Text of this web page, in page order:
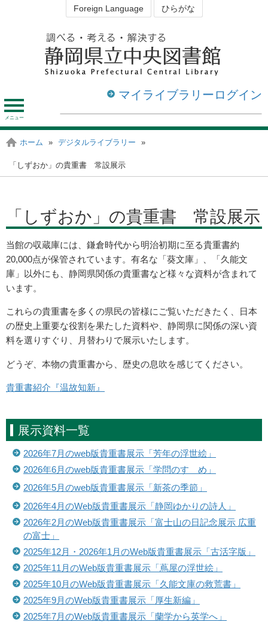
Foreign Language ひらがな
マイライブラリーログイン
メ
ニ
ュ
ー
資料を探す・調べる
図書館を利用する
静岡の図書館
ホーム » デジタルライブラリー »
「しずおか」の貴重書 常設展示
「しずおか」の貴重書 常設展示
当館の収蔵庫には、鎌倉時代から明治初期に至る貴重書約
20,000点が保管されています。有名な「葵文庫」、「久能文
庫」以外にも、静岡県関係の貴重書など様々な資料が含まれて
います。
これらの貴重書を多くの県民の皆様にご覧いただきたく、日本
の歴史上重要な役割を果たした資料や、静岡県に関係の深い資
料を選りすぐり、月替わりで展示いたします。
どうぞ、本物の貴重書から、歴史の息吹を感じてください。
貴重書紹介『温故知新』
展示資料一覧
2026年7月のweb版貴重書展示「芳年の浮世絵」
2026年6月のweb版貴重書展示「学問のすゝめ」
2026年5月のweb版貴重書展示「新茶の季節」
2026年4月のWeb版貴重書展示「静岡ゆかりの詩人」
2026年2月のWeb版貴重書展示「富士山の日記念展示 広重
の富士」
2025年12月・2026年1月のWeb版貴重書展示「古活字版」
2025年11月のWeb版貴重書展示「蔦屋の浮世絵」
2025年10月のWeb版貴重書展示「久能文庫の救荒書」
2025年9月のWeb版貴重書展示「厚生新編」
2025年7月のWeb版貴重書展示「蘭学から英学へ」